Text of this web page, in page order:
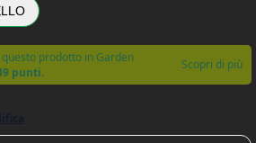
prodotto in Garden
punti. Scopri di più